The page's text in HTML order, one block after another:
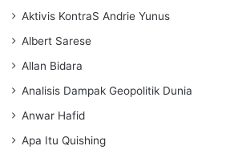
Aktivis KontraS Andrie Yunus
Albert Sarese
Allan Bidara
Analisis Dampak Geopolitik Dunia
Anwar Hafid
Apa Itu Quishing